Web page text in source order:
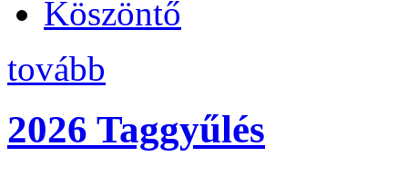
Köszöntő
tovább
2026 Taggyűlés